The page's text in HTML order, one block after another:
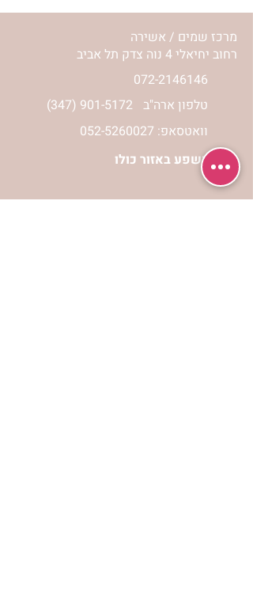
מרכז שמים / אשירה
רחוב יחיאלי 4 נוה צדק תל אביב
072-2146146
(347) 901-5172 טלפון ארה"ב
וואטסאפ: 052-5260027
חניה בשפע באזור כולו